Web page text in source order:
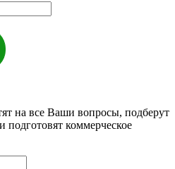
на все Ваши вопросы, подберут
подготовят коммерческое